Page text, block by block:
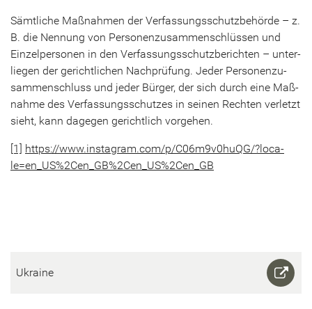
Sämt­li­che Maß­nah­men der Ver­fas­sungs­schutz­be­hör­de – z.
B. die Nen­nung von Per­so­nen­zu­sam­men­schlüs­sen und
Ein­zel­per­so­nen in den Ver­fas­sungs­schutz­be­rich­ten – un­ter­
lie­gen der ge­richt­li­chen Nach­prü­fung. Jeder Per­so­nen­zu­
sam­men­schluss und jeder Bür­ger, der sich durch eine Maß­
nah­me des Ver­fas­sungs­schut­zes in sei­nen Rech­ten ver­letzt
sieht, kann da­ge­gen ge­richt­lich vor­ge­hen.
[1] https://www.in­sta­gram.com/p/C06m9v0huQG/?lo­ca­
le=en_US%2Cen_GB%2Cen_US%2Cen_GB
Ukrai­ne